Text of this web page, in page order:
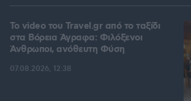
To video του Travel.gr από το ταξίδι
στα Βόρεια Άγραφα: Φιλόξενοι
Άνθρωποι, ανόθευτη Φύση
07.08.2026, 12:38